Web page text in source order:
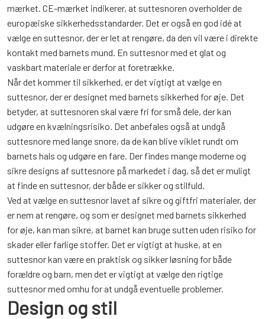
mærket. CE-mærket indikerer, at suttesnoren overholder de
europæiske sikkerhedsstandarder. Det er også en god idé at
vælge en suttesnor, der er let at rengøre, da den vil være i direkte
kontakt med barnets mund. En suttesnor med et glat og
vaskbart materiale er derfor at foretrække.
Når det kommer til sikkerhed, er det vigtigt at vælge en
suttesnor, der er designet med barnets sikkerhed for øje. Det
betyder, at suttesnoren skal være fri for små dele, der kan
udgøre en kvælningsrisiko. Det anbefales også at undgå
suttesnore med lange snore, da de kan blive viklet rundt om
barnets hals og udgøre en fare. Der findes mange moderne og
sikre designs af suttesnore på markedet i dag, så det er muligt
at finde en suttesnor, der både er sikker og stilfuld.
Ved at vælge en suttesnor lavet af sikre og giftfri materialer, der
er nem at rengøre, og som er designet med barnets sikkerhed
for øje, kan man sikre, at barnet kan bruge sutten uden risiko for
skader eller farlige stoffer. Det er vigtigt at huske, at en
suttesnor kan være en praktisk og sikker løsning for både
forældre og barn, men det er vigtigt at vælge den rigtige
suttesnor med omhu for at undgå eventuelle problemer.
Design og stil